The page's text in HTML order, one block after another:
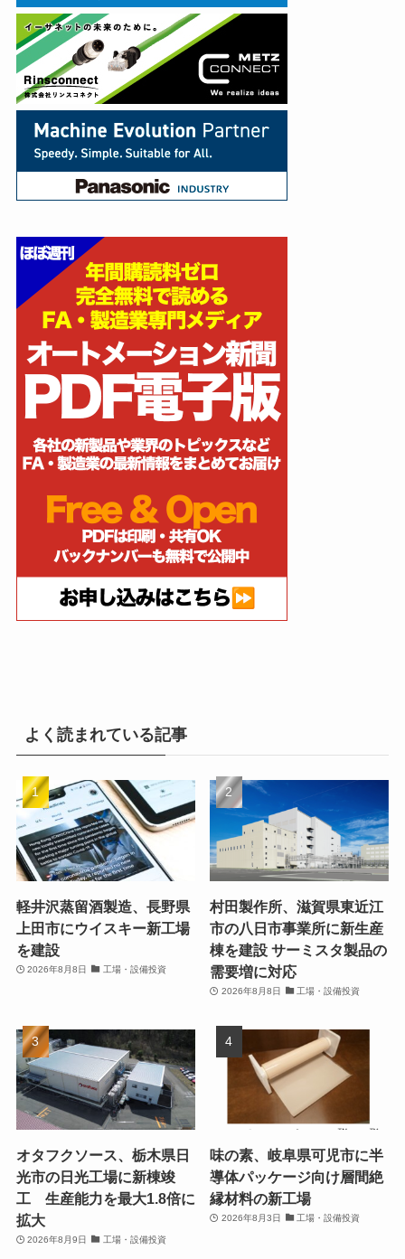
よく読まれている記事
軽井沢蒸留酒製造、長野県
上田市にウイスキー新工場
を建設
2026年8月8日 工場・設備投資
村田製作所、滋賀県東近江
市の八日市事業所に新生産
棟を建設 サーミスタ製品の
需要増に対応
2026年8月8日 工場・設備投資
オタフクソース、栃木県日
光市の日光工場に新棟竣
工 生産能力を最大1.8倍に
拡大
2026年8月9日 工場・設備投資
味の素、岐阜県可児市に半
導体パッケージ向け層間絶
縁材料の新工場
2026年8月3日 工場・設備投資